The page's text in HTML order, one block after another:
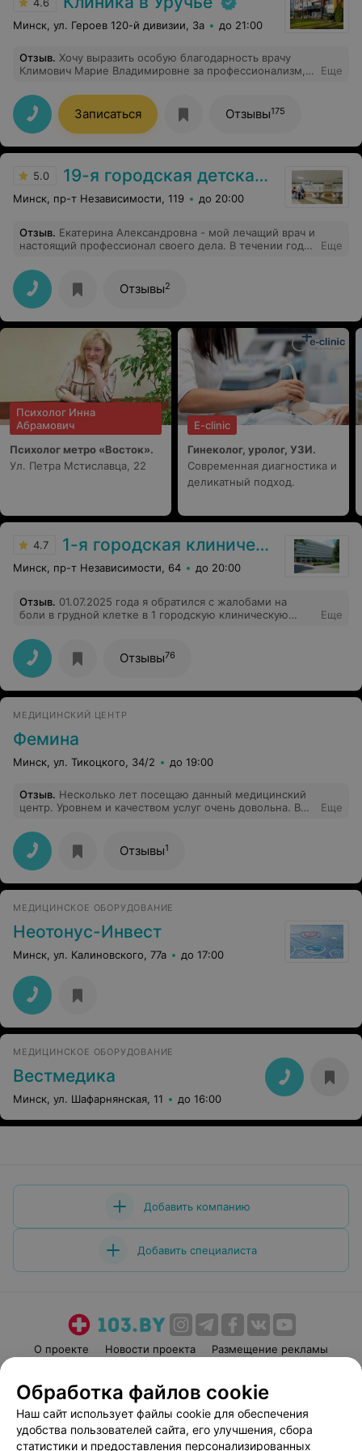
произнося стоимость за оказание услуги.
Минск, ул. Героев 120-й дивизии, 3а до 21:00
Отзыв. Хочу выразить особую благодарность врачу
Климович Марие Владимировне за профессионализм,
вызвали скорую, до приезда положили в стационар,
спасибо вам большое за вашу помощь
Еще
Записаться Отзывы175
5.0 19-я городская детская поликлиника
Минск, пр-т Независимости, 119 до 20:00
Отзыв. Екатерина Александровна - мой лечащий врач и
настоящий профессионал своего дела. В течении года
судорожного синдрома на фоне новообразования
мозга, Екатерина Александровна оперативно и
качественно оформила направление в стационар для
обследования, назначила необходимые анализы и
направления на МРТ с контрастным усилением. Даже
в частных клиниках так быстро и качественно зачастую
не получается. Рад, что приписан к поликлинике с
таким прекрасным неврологом
Еще
Отзывы2
Психолог Инна
Абрамович
Психолог метро «Восток».
Ул. Петра Мстиславца, 22
E-clinic
Гинеколог, уролог, УЗИ.
Современная диагностика и
деликатный подход.
4.7 1-я городская клиническая больница
Минск, пр-т Независимости, 64 до 20:00
Отзыв. 01.07.2025 года я обратился с жалобами на
боли в грудной клетке в 1 городскую клиническую
осмотрели, обследовали и назначили грамотное
лечение. Хочется поблагодарить врача приемного
покоя Т. Евгения Александровича. Также хочется
выразить огромную признательность заместителю
главного врача Б. Татьяне Михайловне за хорошую
всего медицинского персонала! Как хорошо, что в
трудную минуту на моем пути оказались эти
прекрасные врачи! Хочется пожелать им большого
здоровья и удачи во всех их начинаниях!
Еще
Отзывы76
МЕДИЦИНСКИЙ ЦЕНТР
Фемина
Минск, ул. Тикоцкого, 34/2 до 19:00
Отзыв. Несколько лет посещаю данный медицинский
центр. Уровнем и качеством услуг очень довольна. Во
акушеру-гинекологу, который ведет там прием.
Сейчас жду второго и по прежнему прибегаю к
услугам данного медицинского центра. Если ищите
квалифицированного специалиста, советую обратиться
туда.
Еще
Отзывы1
МЕДИЦИНСКОЕ ОБОРУДОВАНИЕ
Неотонус-Инвест
Минск, ул. Калиновского, 77а до 17:00
МЕДИЦИНСКОЕ ОБОРУДОВАНИЕ
Вестмедика
Минск, ул. Шафарнянская, 11 до 16:00
Добавить компанию
Добавить специалиста
О проекте Новости проекта
Размещение рекламы
Пользовательское соглашение
Способы оплаты
Вакансии
Партнеры
Написать руководителю 103.by
Обработка файлов cookie
Наш сайт использует файлы cookie для обеспечения
удобства пользователей сайта, его улучшения, сбора
статистики и предоставления персонализированных